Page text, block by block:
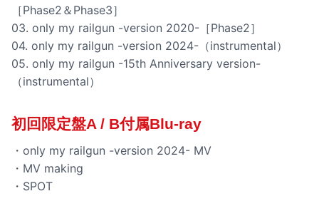
［Phase2＆Phase3］
03. only my railgun -version 2020-［Phase2］
04. only my railgun -version 2024-（instrumental）
05. only my railgun -15th Anniversary version-
（instrumental）
初回限定盤A / B付属Blu-ray
・only my railgun -version 2024- MV
・MV making
・SPOT